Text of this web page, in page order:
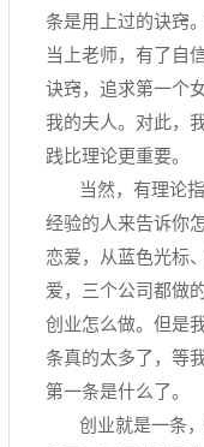
条是用上过的诀窍
当上老师，有了自
诀窍，追求第一个
我的夫人。对此，
践比理论更重要。
当然，有理论
经验的人来告诉你
恋爱，从蓝色光标
爱，三个公司都做
创业怎么做。但是
条真的太多了，等
第一条是什么了。
创业就是一条